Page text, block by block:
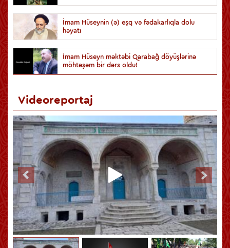
İmam Hüseynin (ə) eşq və fədakarlıqla dolu
həyatı
İmam Hüseyn məktəbi Qarabağ döyüşlərinə
möhtəşəm bir dərs oldu!
Videoreportaj
Hüseynin (ə) Kərbəlası qiyamətə qədər bütün zamanlara səs
salan hadisədir